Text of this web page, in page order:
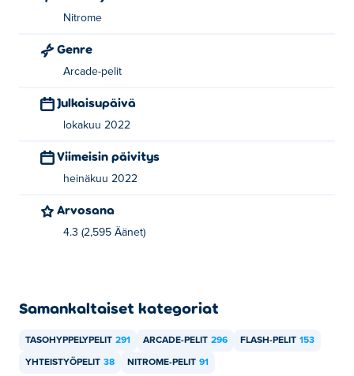
Nitrome
Genre
Arcade-pelit
Julkaisupäivä
lokakuu 2022
Viimeisin päivitys
heinäkuu 2022
Arvosana
4.3 (2,595 Äänet)
Samankaltaiset kategoriat
TASOHYPPELYPELIT 291 ARCADE-PELIT 296 FLASH-PELIT 153
YHTEISTYÖPELIT 38 NITROME-PELIT 91